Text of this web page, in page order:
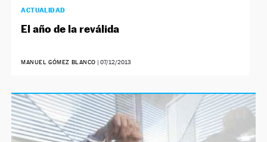
ACTUALIDAD
El año de la reválida
MANUEL GÓMEZ BLANCO |07/12/2013